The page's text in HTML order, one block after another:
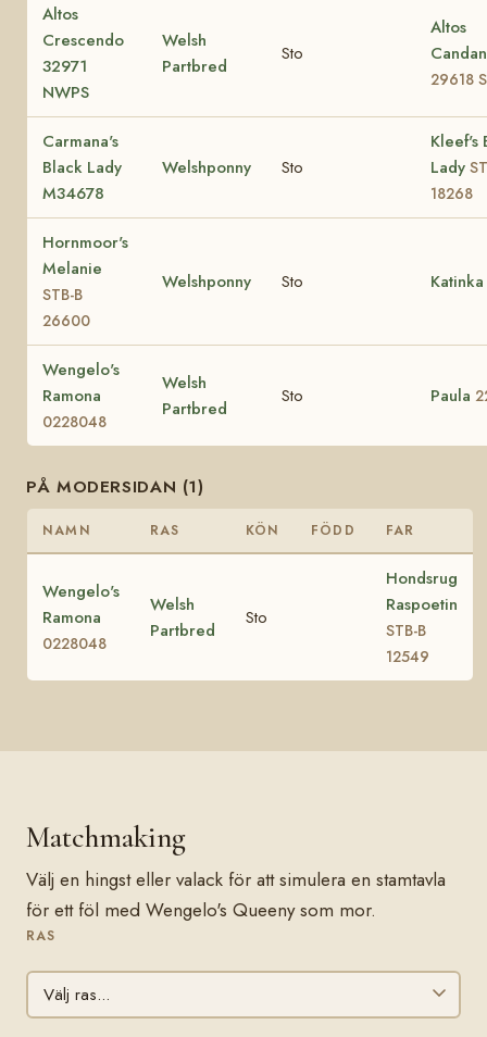
Altos
Crescendo
32971
NWPS
Welsh
Partbred
Sto
Altos
29618
Carmana's
Black Lady
M34678
Welshponny Sto
Kleef's
Lady
18268
Hornmoor's
Melanie
STB-B
26600
Welshponny Sto Katinka
Wengelo's
Ramona
0228048
Welsh
Partbred
Sto Paula
PÅ MODERSIDAN (1)
NAMN RAS KÖN FÖDD FAR
Wengelo's
Ramona
0228048
Welsh
Partbred
Sto
Hondsrug
Raspoetin
STB-B
12549
Matchmaking
Välj en hingst eller valack för att simulera en stamtavla
för ett föl med Wengelo's Queeny som mor.
RAS